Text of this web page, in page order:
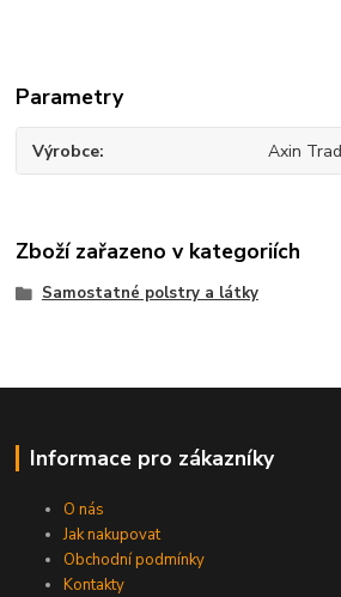
Parametry
Výrobce Axin
Zboží zařazeno v kategoriích
Samostatné polstry a látky
Informace pro zákazníky
O nás
Jak nakupovat
Obchodní podmínky
Kontakty